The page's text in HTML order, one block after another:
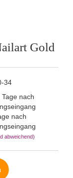
Gold
34
nach
abweichend)